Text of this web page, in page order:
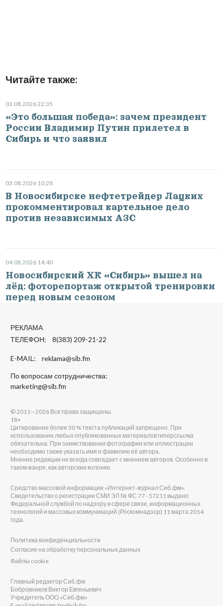
Читайте также:
03.08.2026 22:35
«Это большая победа»: зачем президент
России Владимир Путин прилетел в
Сибирь и что заявил
03.08.2026 10:28
В Новосибирске нефтетрейдер Лацких
прокомментировал картельное дело
против независимых АЗС
04.08.2026 14:40
Новосибирский ХК «Сибирь» вышел на
лёд: фоторепортаж открытой тренировки
перед новым сезоном
РЕКЛАМА
ТЕЛЕФОН: 8(383) 209-21-22
E-MAIL: reklama@sib.fm
По вопросам сотрудничества:
marketing@sib.fm
© 2011—2026 Все права защищены.
18+
Цитирование более 30 % текста публикаций запрещено. При
использовании любых опубликованных материалов гиперссылка
обязательна. При заимствовании фотографии или иллюстрации
необходимо также указать имя и фамилию её автора.
Мнение редакции не всегда совпадает с мнением авторов. Особенно в
таком жанре, как авторские колонки.
Средство массовой информации «Интернет-журнал Сиб.фм».
Свидетельство о регистрации СМИ ЭЛ № ФС 77 - 57211 выдано
Федеральной службой по надзору в сфере связи, информационных
технологий и массовых коммуникаций (Роскомнадзор) 11 марта 2014
года.
Политика конфиденциальности
Согласие на обработку персональных данных
Файлы cookie
Главный редактор Сиб.фм
Бобровников Виктор Евгеньевич
Учредитель ООО «Сиб.фм»